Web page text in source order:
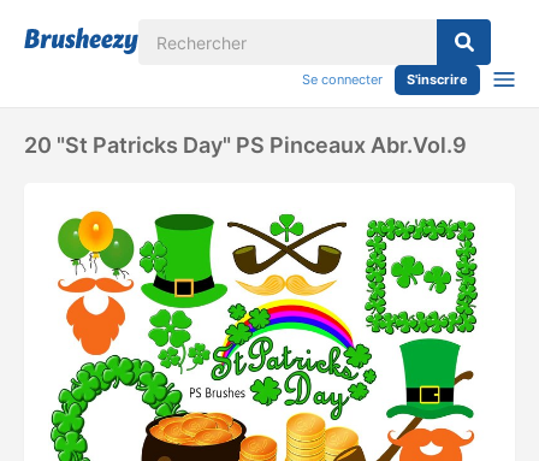
Se connecter S'inscrire
20 "St Patricks Day" PS Pinceaux Abr.Vol.9